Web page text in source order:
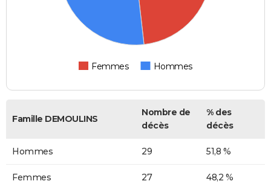
Femmes Hommes
Famille DEMOULINS
Nombre de
décès
% des
décès
Hommes 29 51,8 %
Femmes 27 48,2 %